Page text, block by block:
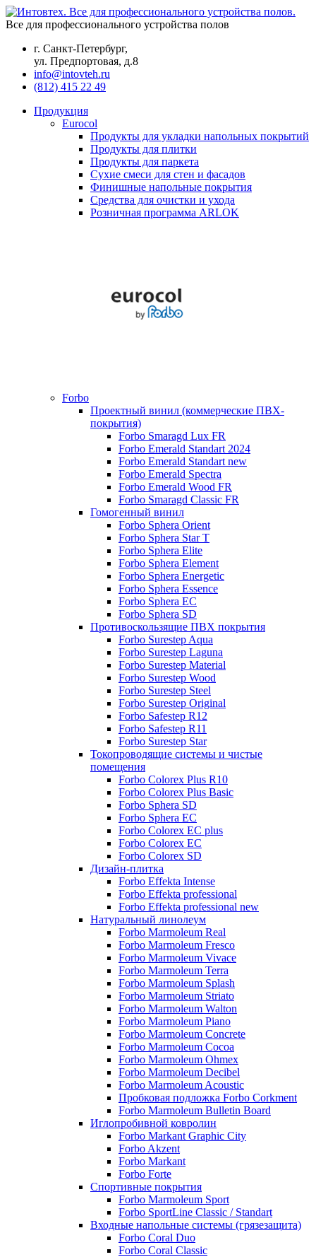
Все для профессионального устройства полов
г. Санкт-Петербург,
ул. Предпортовая, д.8
info@intovteh.ru
(812) 415 22 49
Продукция
Eurocol
Продукты для укладки напольных покрытий
Продукты для плитки
Продукты для паркета
Сухие смеси для стен и фасадов
Финишные напольные покрытия
Средства для очистки и ухода
Розничная программа ARLOK
Forbo
Проектный винил (коммерческие ПВХ-
покрытия)
Forbo Smaragd Lux FR
Forbo Emerald Standart 2024
Forbo Emerald Standart new
Forbo Emerald Spectra
Forbo Emerald Wood FR
Forbo Smaragd Classic FR
Гомогенный винил
Forbo Sphera Orient
Forbo Sphera Star T
Forbo Sphera Elite
Forbo Sphera Element
Forbo Sphera Energetic
Forbo Sphera Essence
Forbo Sphera EC
Forbo Sphera SD
Противоскользящие ПВХ покрытия
Forbo Surestep Aqua
Forbo Surestep Laguna
Forbo Surestep Material
Forbo Surestep Wood
Forbo Surestep Steel
Forbo Surestep Original
Forbo Safestep R12
Forbo Safestep R11
Forbo Surestep Star
Токопроводящие системы и чистые
помещения
Forbo Colorex Plus R10
Forbo Colorex Plus Basic
Forbo Sphera SD
Forbo Sphera EC
Forbo Colorex EC plus
Forbo Colorex EC
Forbo Colorex SD
Дизайн-плитка
Forbo Effekta Intense
Forbo Effekta professional
Forbo Effekta professional new
Натуральный линолеум
Forbo Marmoleum Real
Forbo Marmoleum Fresco
Forbo Marmoleum Vivace
Forbo Marmoleum Terra
Forbo Marmoleum Splash
Forbo Marmoleum Striato
Forbo Marmoleum Walton
Forbo Marmoleum Piano
Forbo Marmoleum Concrete
Forbo Marmoleum Cocoa
Forbo Marmoleum Ohmex
Forbo Marmoleum Decibel
Forbo Marmoleum Acoustic
Пробковая подложка Forbo Corkment
Forbo Marmoleum Bulletin Board
Иглопробивной ковролин
Forbo Markant Graphic City
Forbo Akzent
Forbo Markant
Forbo Forte
Спортивные покрытия
Forbo Marmoleum Sport
Forbo SportLine Classic / Standart
Входные напольные системы (грязезащита)
Forbo Coral Duo
Forbo Coral Classic